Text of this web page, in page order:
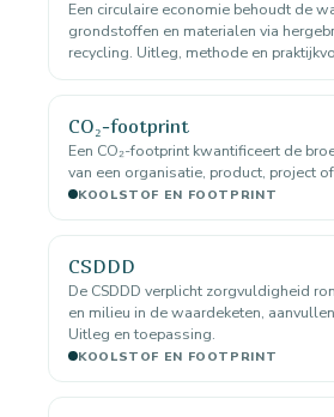
Een circulaire economie behoudt de
grondstoffen en materialen via
recycling. Uitleg, methode en
CO₂-footprint
Een CO₂-footprint kwantificeert de
van een organisatie, product, project
KOOLSTOF EN FOOTPRINT
CSDDD
De CSDDD verplicht zorgvuldigheid
en milieu in de waardeketen,
Uitleg en toepassing.
KOOLSTOF EN FOOTPRINT